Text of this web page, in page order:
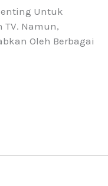
Untuk
Namun,
Oleh Berbagai